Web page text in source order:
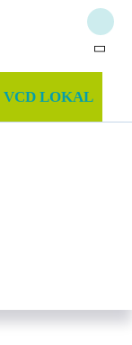
VCD LOKAL